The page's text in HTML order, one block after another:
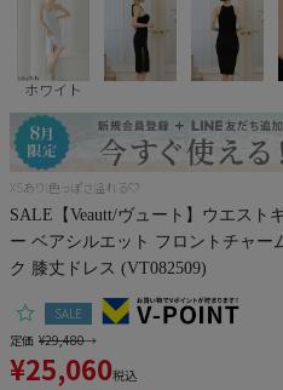
Pleaser
ホワイト
XSあり!色っぽさ溢れる♡
SALE【Veautt/ヴュート】ウエスト
ー ベアシルエット フロントチャー
ク 膝丈ドレス (VT082509)
SALE
定価 ¥29,480→
¥25,060税込